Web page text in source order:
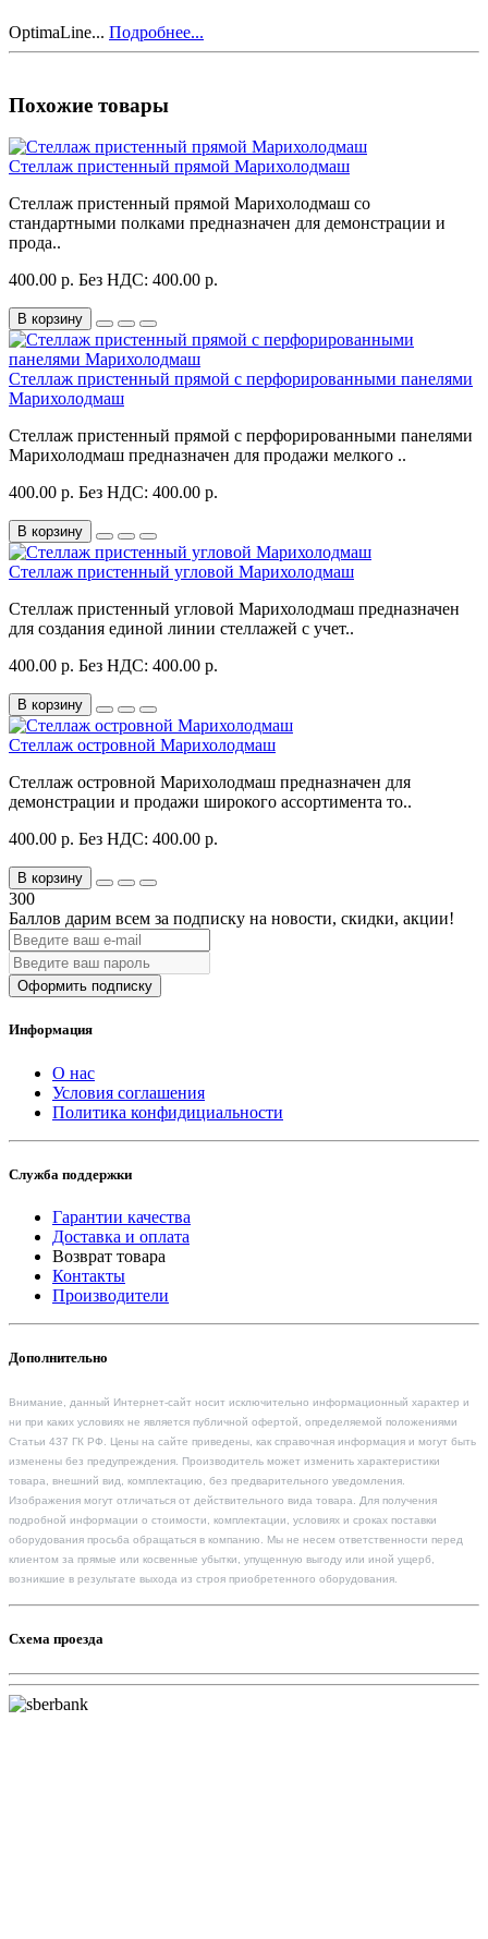
OptimaLine... Подробнее...
Похожие товары
Стеллаж пристенный прямой Марихолодмаш
Стеллаж пристенный прямой Марихолодмаш со
стандартными полками предназначен для демонстрации и
прода..
400.00 р. Без НДС: 400.00 р.
В корзину
Стеллаж пристенный прямой с перфорированными панелями
Марихолодмаш
Стеллаж пристенный прямой с перфорированными панелями
Марихолодмаш предназначен для продажи мелкого ..
400.00 р. Без НДС: 400.00 р.
В корзину
Стеллаж пристенный угловой Марихолодмаш
Стеллаж пристенный угловой Марихолодмаш предназначен
для создания единой линии стеллажей с учет..
400.00 р. Без НДС: 400.00 р.
В корзину
Стеллаж островной Марихолодмаш
Стеллаж островной Марихолодмаш предназначен для
демонстрации и продажи широкого ассортимента то..
400.00 р. Без НДС: 400.00 р.
В корзину
300
Баллов дарим всем за подписку на новости, скидки, акции!
Оформить подписку
Информация
О нас
Условия соглашения
Политика конфидициальности
Служба поддержки
Гарантии качества
Доставка и оплата
Возврат товара
Контакты
Производители
Дополнительно
Внимание, данный Интернет-сайт носит исключительно информационный характер и
ни при каких условиях не является публичной офертой, определяемой положениями
Статьи 437 ГК РФ. Цены на сайте приведены, как справочная информация и могут быть
изменены без предупреждения. Производитель может изменить характеристики
товара, внешний вид, комплектацию, без предварительного уведомления.
Изображения могут отличаться от действительного вида товара. Для получения
подробной информации о стоимости, комплектации, условиях и сроках поставки
оборудования просьба обращаться в компанию. Мы не несем ответственности перед
клиентом за прямые или косвенные убытки, упущенную выгоду или иной ущерб,
возникшие в результате выхода из строя приобретенного оборудования.
Схема проезда